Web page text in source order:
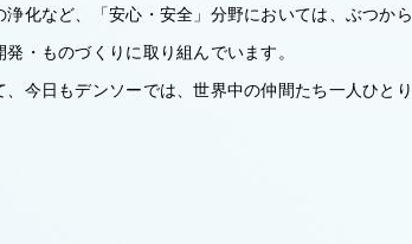
化など、「安心・安全」分野においては、ぶつから
・ものづくりに取り組んでいます。
今日もデンソーでは、世界中の仲間たち一人ひとり